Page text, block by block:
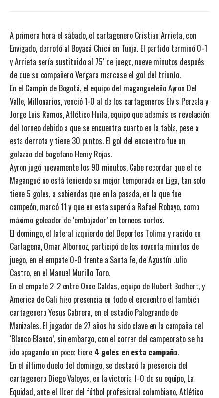
A primera hora el sábado, el cartagenero Cristian Arrieta, con
Envigado, derrotó al Boyacá Chicó en Tunja. El partido terminó 0-1
y Arrieta sería sustituido al 75′ de juego, nueve minutos después
de que su compañero Vergara marcase el gol del triunfo.
En el Campín de Bogotá, el equipo del magangueleño Ayron Del
Valle, Millonarios, venció 1-0 al de los cartageneros Elvis Perzala y
Jorge Luis Ramos, Atlético Huila, equipo que además es revelación
del torneo debido a que se encuentra cuarto en la tabla, pese a
esta derrota y tiene 30 puntos. El gol del encuentro fue un
golazao del bogotano Henry Rojas.
Ayron jugó nuevamente los 90 minutos. Cabe recordar que el de
Magangué no está teniendo su mejor temporada en Liga, tan solo
tiene 5 goles, a sabiendas que en la pasada, en la que fue
campeón, marcó 11 y que en esta superó a Rafael Robayo, como
máximo goleador de ‘embajador’ en torneos cortos.
El domingo, el lateral izquierdo del Deportes Tolima y nacido en
Cartagena, Omar Albornoz, participó de los noventa minutos de
juego, en el empate 0-0 frente a Santa Fe, de Agustín Julio
Castro, en el Manuel Murillo Toro.
En el empate 2-2 entre Once Caldas, equipo de Hubert Bodhert, y
America de Cali hizo presencia en todo el encuentro el también
cartagenero Yesus Cabrera, en el estadio Palogrande de
Manizales. El jugador de 27 años ha sido clave en la campaña del
‘Blanco Blanco’, sin embargo, con el correr del campeonato se ha
ido apagando un poco; tiene 4 goles en esta campaña.
En el último duelo del domingo, se destacó la presencia del
cartagenero Diego Valoyes, en la victoria 1-0 de su equipo, La
Equidad, ante el líder del fútbol profesional colombiano, Atlético